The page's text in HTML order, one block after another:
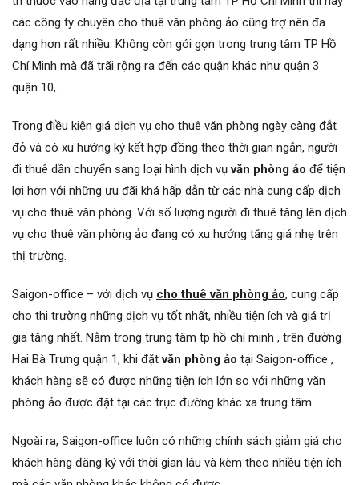
các công ty chuyên cho thuê văn phòng ảo cũng trợ nên đa
dạng hơn rất nhiều. Không còn gói gọn trong trung tâm TP Hồ
Chí Minh mà đã trãi rộng ra đến các quận khác như quận 3
quận 10,…
Trong điều kiện giá dịch vụ cho thuê văn phòng ngày càng đắt
đỏ và có xu hướng ký kết hợp đồng theo thời gian ngắn, người
đi thuê dần chuyển sang loại hình dịch vụvăn phòng ảo để tiện
lợi hơn với những ưu đãi khá hấp dẫn từ các nhà cung cấp dịch
vụ cho thuê văn phòng. Với số lượng người đi thuê tăng lên dịch
vụ cho thuê văn phòng ảo đang có xu hướng tăng giá nhẹ trên
thị trường.
Saigon-office – với dịch vụ cho thuê văn phòng ảo, cung cấp
cho thi trường những dịch vụ tốt nhất, nhiều tiện ích và giá trị
gia tăng nhất. Nằm trong trung tâm tp hồ chí minh , trên đường
Hai Bà Trưng quận 1, khi đặtvăn phòng ảo tại Saigon-office ,
khách hàng sẽ có được những tiện ích lớn so với những văn
phòng ảo được đặt tại các trục đường khác xa trung tâm.
Ngoài ra, Saigon-office luôn có những chính sách giảm giá cho
khách hàng đăng ký với thời gian lâu và kèm theo nhiều tiện ích